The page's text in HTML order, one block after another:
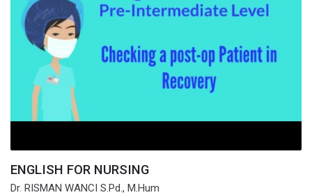
ENGLISH FOR NURSING
Dr. RISMAN WANCI S.Pd., M.Hum